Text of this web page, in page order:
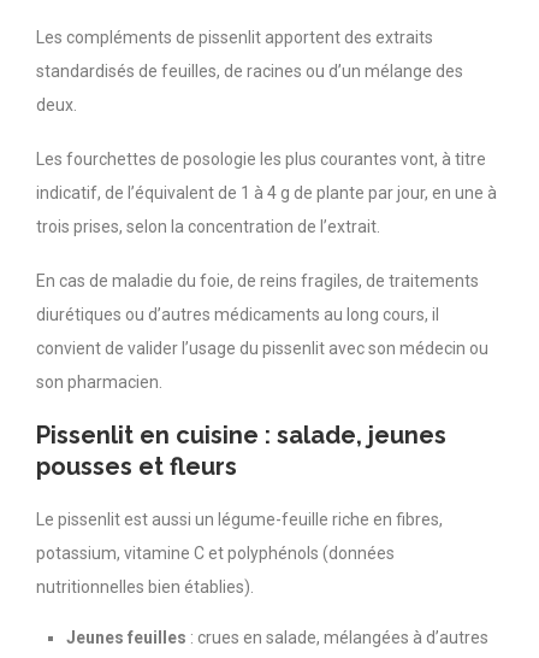
Les compléments de pissenlit apportent des extraits
standardisés de feuilles, de racines ou d’un mélange des
deux.
Les fourchettes de posologie les plus courantes vont, à titre
indicatif, de l’équivalent de 1 à 4 g de plante par jour, en une à
trois prises, selon la concentration de l’extrait.
En cas de maladie du foie, de reins fragiles, de traitements
diurétiques ou d’autres médicaments au long cours, il
convient de valider l’usage du pissenlit avec son médecin ou
son pharmacien.
Pissenlit en cuisine : salade, jeunes
pousses et fleurs
Le pissenlit est aussi un légume-feuille riche en fibres,
potassium, vitamine C et polyphénols (données
nutritionnelles bien établies).
Jeunes feuilles : crues en salade, mélangées à d’autres